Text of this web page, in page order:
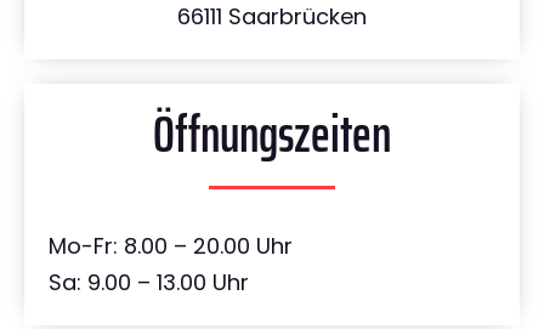
66111 Saarbrücken
Öffnungszeiten
Mo-Fr: 8.00 – 20.00 Uhr
Sa: 9.00 – 13.00 Uhr